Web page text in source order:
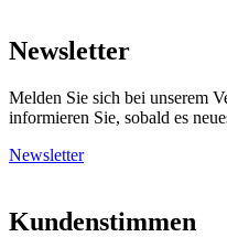
Newsletter
Melden Sie sich bei unserem
informieren Sie, sobald es
Newsletter
Kundenstimmen